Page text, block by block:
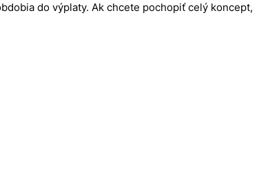
do výplaty. Ak chcete pochopiť celý koncept,